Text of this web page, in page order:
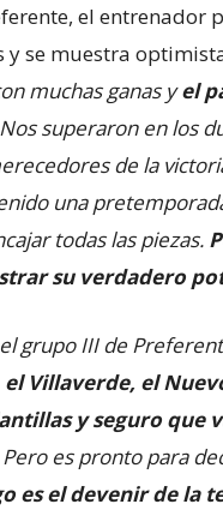
el entrenador
se muestra
muchas ganas yel
superaron en los
de la
una
todas las piezas.
su verdadero
grupo III de
Villaverde, el
y seguro que
es pronto para
es el devenir de la